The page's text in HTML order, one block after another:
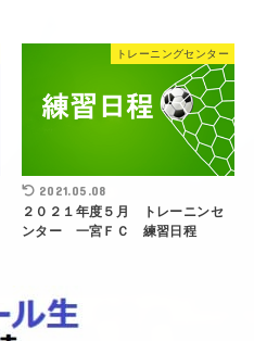
トレーニングセンター
2021.05.08
２０２１年度５月 トレーニンセ
ンター 一宮ＦＣ 練習日程